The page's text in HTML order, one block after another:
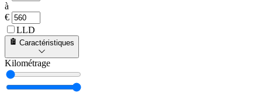
à
€
LLD
Caractéristiques
Kilométrage